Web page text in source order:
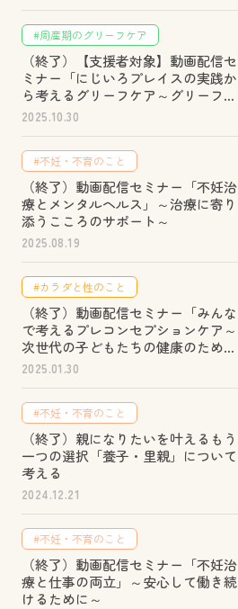
#周産期のグリーフケア
（終了）【支援者対象】動画配信セ
ミナー「にじいろプレイスの実践か
ら考えるグリーフケア～グリーフ＆
トラウマインフォームドの視点を持
2025.10.30
#不妊・不育のこと
（終了）動画配信セミナー「不妊治
療とメンタルヘルス」～治療に寄り
添うこころのサポート～
2025.08.19
#カラダと性のこと
（終了）動画配信セミナー「みんな
で考えるプレコンセプションケア～
次世代の子どもたちの健康のために
～」
2025.01.30
#不妊・不育のこと
（終了）親になりたいを叶えるもう
一つの選択「養子・里親」について
考える
2024.12.21
#不妊・不育のこと
（終了）動画配信セミナー「不妊治
療と仕事の両立」～安心して働き続
けるために～